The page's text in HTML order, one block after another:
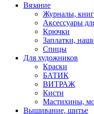
Вязание
Журналы,
Аксессуары
Крючки
Заплатки,
Спицы
Для художников
Краски
БАТИК
ВИТРАЖ
Кисти
Мастихины,
Вышивание, шитье